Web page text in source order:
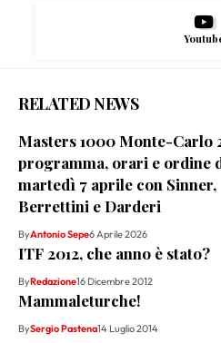
RELATED NEWS
Masters 1000 Monte-Carlo
programma, orari e ordine
martedì 7 aprile con Sinner,
Berrettini e Darderi
ByAntonio Sepe6 Aprile 2026
ITF 2012, che anno è stato?
ByRedazione16 Dicembre 2012
Mammaleturche!
BySergio Pastena14 Luglio 2014